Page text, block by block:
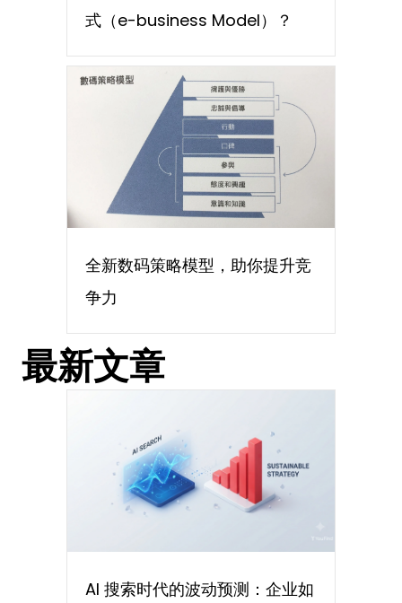
式（e-business Model）？
全新数码策略模型，助你提升竞
争力
最新文章
AI 搜索时代的波动预测：企业如